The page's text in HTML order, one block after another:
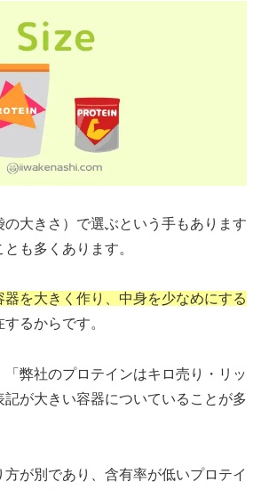
の大きさ）で選ぶという手もあります
も多くあります。
器を大きく作り、中身を少なめにする
るからです。
「弊社のプロテインはキロ売り・リッ
記が大きい容器についていることが多
が別であり、含有率が低いプロテイ